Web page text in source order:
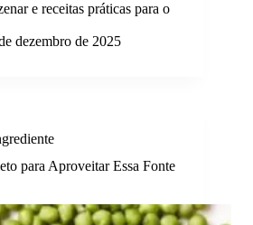
e receitas práticas para o
dezembro de 2025
para Aproveitar Essa Fonte